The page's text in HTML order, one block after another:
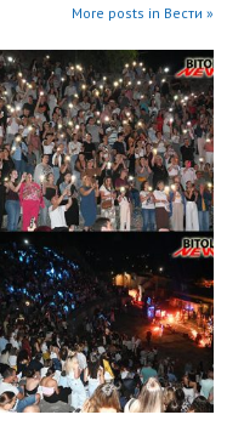
More posts in Вести »